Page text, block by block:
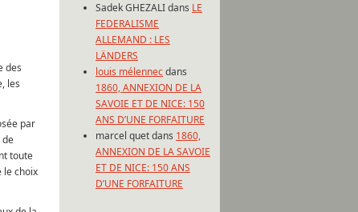
des
les
par
de
toute
le choix
Sadek GHEZALIdans LE
FEDERALISME
ALLEMAND : LES
LÄNDERS
louis mélennecdans
1860, ANNEXION DE LA
SAVOIE ET DE NICE: 150
ANS D’UNE FORFAITURE
marcel quetdans 1860,
ANNEXION DE LA SAVOIE
ET DE NICE: 150 ANS
D’UNE FORFAITURE